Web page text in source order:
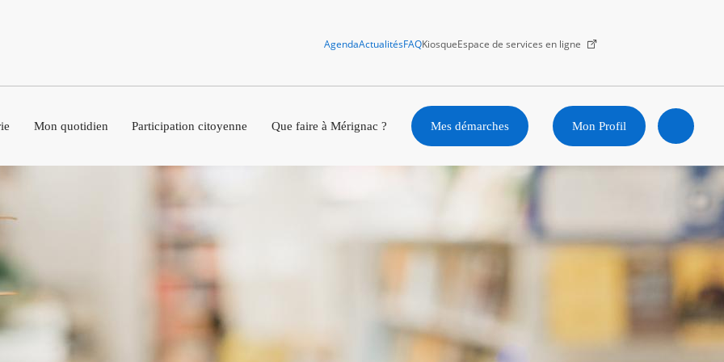
AgendaActualitésFAQKiosqueEspace de services en ligne
Mon quotidien Participation citoyenne Que faire à Mérignac ? Mes démarches Mon Profil
Ouvrir